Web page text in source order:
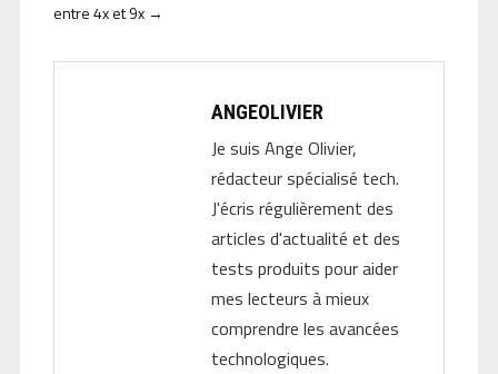
entre 4x et 9x→
ANGEOLIVIER
Je suis Ange Olivier,
rédacteur spécialisé tech.
J'écris régulièrement des
articles d'actualité et des
tests produits pour aider
mes lecteurs à mieux
comprendre les avancées
technologiques.